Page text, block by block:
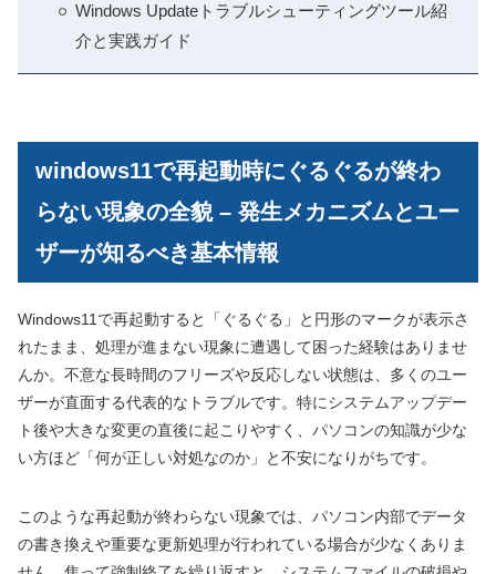
Windows Updateトラブルシューティングツール紹
介と実践ガイド
windows11で再起動時にぐるぐるが終わ
らない現象の全貌 – 発生メカニズムとユー
ザーが知るべき基本情報
Windows11で再起動すると「ぐるぐる」と円形のマークが表示さ
れたまま、処理が進まない現象に遭遇して困った経験はありませ
んか。不意な長時間のフリーズや反応しない状態は、多くのユー
ザーが直面する代表的なトラブルです。特にシステムアップデー
ト後や大きな変更の直後に起こりやすく、パソコンの知識が少な
い方ほど「何が正しい対処なのか」と不安になりがちです。
このような再起動が終わらない現象では、パソコン内部でデータ
の書き換えや重要な更新処理が行われている場合が少なくありま